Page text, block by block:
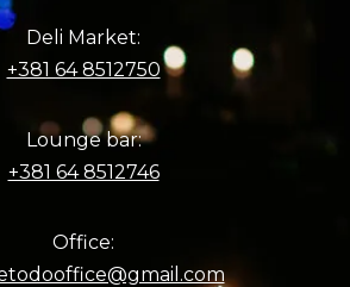
Deli Market:
+381 64 8512750
Lounge bar:
+381 64 8512746
Office: